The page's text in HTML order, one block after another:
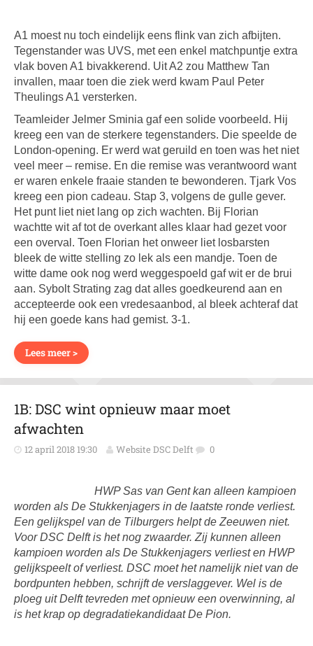
A1 moest nu toch eindelijk eens flink van zich afbijten.
Tegenstander was UVS, met een enkel matchpuntje extra
vlak boven A1 bivakkerend. Uit A2 zou Matthew Tan
invallen, maar toen die ziek werd kwam Paul Peter
Theulings A1 versterken.
Teamleider Jelmer Sminia gaf een solide voorbeeld. Hij
kreeg een van de sterkere tegenstanders. Die speelde de
London-opening. Er werd wat geruild en toen was het niet
veel meer – remise. En die remise was verantwoord want
er waren enkele fraaie standen te bewonderen. Tjark Vos
kreeg een pion cadeau. Stap 3, volgens de gulle gever.
Het punt liet niet lang op zich wachten. Bij Florian
wachtte wit af tot de overkant alles klaar had gezet voor
een overval. Toen Florian het onweer liet losbarsten
bleek de witte stelling zo lek als een mandje. Toen de
witte dame ook nog werd weggespoeld gaf wit er de brui
aan. Sybolt Strating zag dat alles goedkeurend aan en
accepteerde ook een vredesaanbod, al bleek achteraf dat
hij een goede kans had gemist. 3-1.
Lees meer >
1B: DSC wint opnieuw maar moet
afwachten
12 april 2018 19:30 Website DSC Delft 0
HWP Sas van Gent kan alleen kampioen
worden als De Stukkenjagers in de laatste ronde verliest.
Een gelijkspel van de Tilburgers helpt de Zeeuwen niet.
Voor DSC Delft is het nog zwaarder. Zij kunnen alleen
kampioen worden als De Stukkenjagers verliest en HWP
gelijkspeelt of verliest. DSC moet het namelijk niet van de
bordpunten hebben, schrijft de verslaggever. Wel is de
ploeg uit Delft tevreden met opnieuw een overwinning, al
is het krap op degradatiekandidaat De Pion.